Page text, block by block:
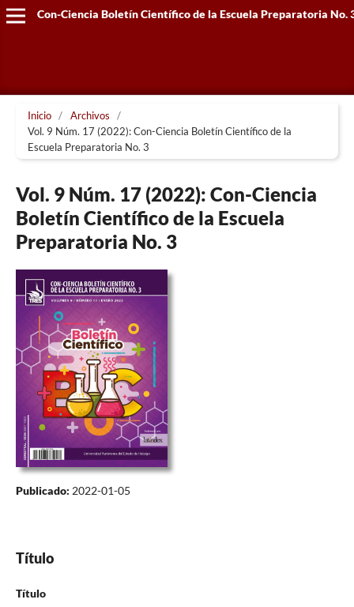
Con-Ciencia Boletín Científico de la Escuela Preparatoria No.
Inicio / Archivos
/
Vol. 9 Núm. 17 (2022): Con-Ciencia Boletín Científico de la
Escuela Preparatoria No. 3
Vol. 9 Núm. 17 (2022): Con-Ciencia
Boletín Científico de la Escuela
Preparatoria No. 3
Publicado: 2022-01-05
Título
Título